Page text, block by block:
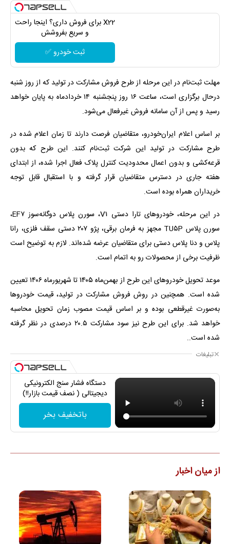
X22 برای فروش داری؟ اینجا راحت
و سریع بفروشش
ثبت خودرو ✅
مهلت ثبت‌نام در این مرحله از طرح فروش مشارکت در تولید که از روز شنبه
درحال برگزاری است، ساعت ۱۶ روز پنجشنبه ۱۴ خردادماه به پایان خواهد
رسید و پس از آن سامانه فروش غیرفعال می‌شود.
بر اساس اعلام ایران‌خودرو، متقاضیان فرصت دارند تا زمان اعلام شده در
طرح مشارکت در تولید این شرکت ثبت‌نام کنند. این طرح که بدون
قرعه‌کشی و بدون اعمال محدودیت کنترل پلاک فعال اجرا شده، از ابتدای
هفته جاری در دسترس متقاضیان قرار گرفته و با استقبال قابل توجه
خریداران همراه بوده است.
در این مرحله، خودروهای تارا دستی V۱، سورن پلاس دوگانه‌سوز EF۷،
سورن پلاس TU۵P مجهز به فرمان برقی، پژو ۲۰۷ دستی سقف فلزی، رانا
پلاس و دنا پلاس دستی برای متقاضیان عرضه شده‌اند. لازم به توضیح است
ظرفیت برخی از محصولات رو به اتمام است.
موعد تحویل خودروهای این طرح از بهمن‌ماه ۱۴۰۵ تا شهریورماه ۱۴۰۶ تعیین
شده است. همچنین در روش فروش مشارکت در تولید، قیمت خودروها
به‌صورت غیرقطعی بوده و بر اساس قیمت مصوب زمان تحویل محاسبه
خواهد شد. برای این طرح نیز سود مشارکت ۲۰.۵ درصدی در نظر گرفته
شده است..
تبلیغات
دستگاه فشار سنج الکترونیکی
دیجیتالی ( نصف قیمت بازار!!)
باتخفیف بخر
از میان اخبار